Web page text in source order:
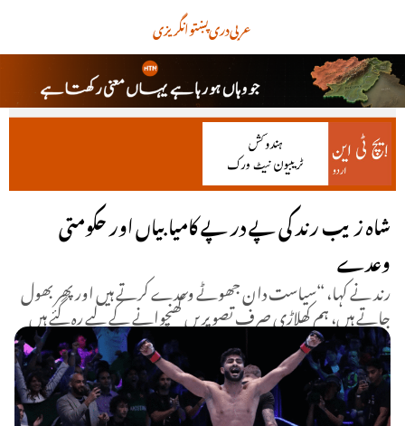
انگریزیپښتودریعربی
شاہ زیب رند کی پے در پے کامیابیاں اور حکومتی
وعدے
رند نے کہا، “سیاست دان جھوٹے وعدے کرتے ہیں اور پھر بھول
جاتے ہیں، ہم کھلاڑی صرف تصویریں کھنچوانے کے لیے رہ گئے ہیں